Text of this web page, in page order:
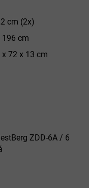
cm (2x)
196 cm
72 x 13 cm
ZDD-6A / 6